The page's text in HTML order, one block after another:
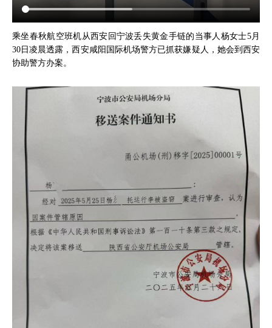
乘坐春秋航空班机从西安回宁波丢失黄金手链的当事人杨女士5月
30日凌晨透露，西安咸阳国际机场警方已抓获嫌疑人，她会到西安
协助警方办案。